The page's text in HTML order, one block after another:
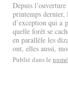
Depuis
printemps dernier,
d’exception qui a
quelle forêt se
en parallèle les
ont, elles aussi,
Publié dans le